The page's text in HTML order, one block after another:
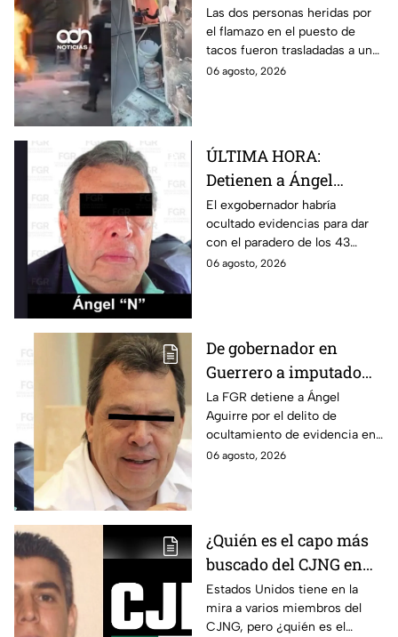
dos personas heridas
en la colonia Obrera;
así fue el momento de
la explosión
Las dos personas heridas por
el flamazo en el puesto de
tacos fueron trasladadas a un
hospital para recibir atención
06 agosto, 2026
ÚLTIMA HORA:
Detienen a Ángel
Aguirre, exgobernador
de Guerrero, por ocultar
evidencia para dar con
los 43 normalistas de
El exgobernador habría
ocultado evidencias para dar
con el paradero de los 43
estudiantes desaparecidos de
06 agosto, 2026
De gobernador en
Guerrero a imputado
por la "Verdad
Histórica"; Así fue como
Ángel Aguirre obstruyó
la justicia en caso
La FGR detiene a Ángel
Aguirre por el delito de
ocultamiento de evidencia en
el caso Ayotzinapa. Esta es la
06 agosto, 2026
¿Quién es el capo más
buscado del CJNG en
Estados Unidos?
Estados Unidos tiene en la
mira a varios miembros del
CJNG, pero ¿quién es el